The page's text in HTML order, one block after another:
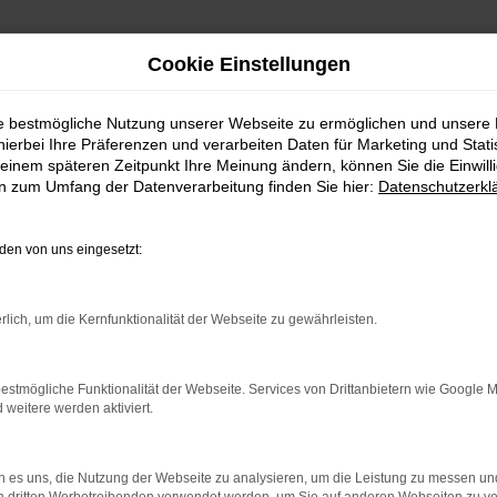
für Regensburg
Gebrauchtwagen für
Mobilität in Regensburg auf ein neues Level heben,
Partner rund ums Autos. Seit 1992 dreht sich bei
an Kundinnen und Kunden aus Regensburg und
wird dies durch zahlreiche Auszeichnungen
Cookie Einstellungen
bestmögliche Nutzung unserer Webseite zu ermöglichen und unsere
Ihre Präferenzen und verarbeiten Daten für Marketing und
späteren Zeitpunkt Ihre Meinung ändern, können Sie die
zum Umfang der Datenverarbeitung finden Sie hier:
von uns eingesetzt:
um die Kernfunktionalität der Webseite zu gewährleisten.
Funktionalität der Webseite. Services von Drittanbietern wie Google
weitere werden aktiviert.
es uns, die Nutzung der Webseite zu analysieren, um die Leistung zu messen